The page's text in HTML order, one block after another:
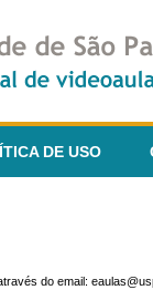
DE USO
do email: